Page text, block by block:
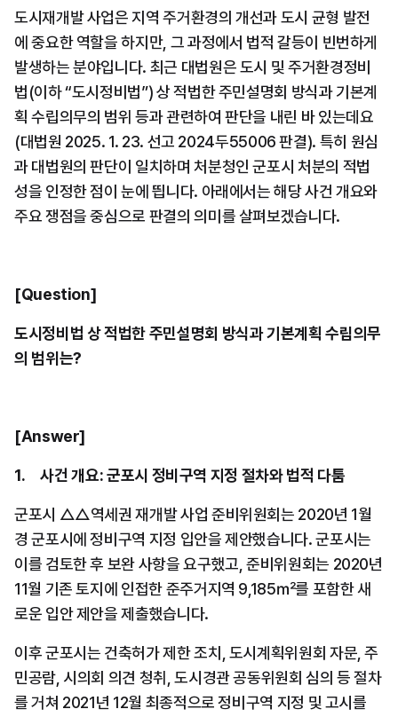
도시재개발 사업은 지역 주거환경의 개선과 도시 균형 발전
에 중요한 역할을 하지만, 그 과정에서 법적 갈등이 빈번하게
발생하는 분야입니다. 최근 대법원은 도시 및 주거환경정비
법(이하 “도시정비법”) 상 적법한 주민설명회 방식과 기본계
획 수립의무의 범위 등과 관련하여 판단을 내린 바 있는데요
(대법원 2025. 1. 23. 선고 2024두55006 판결). 특히 원심
과 대법원의 판단이 일치하며 처분청인 군포시 처분의 적법
성을 인정한 점이 눈에 띕니다. 아래에서는 해당 사건 개요와
주요 쟁점을 중심으로 판결의 의미를 살펴보겠습니다.
[Question]
도시정비법 상 적법한 주민설명회 방식과 기본계획 수립의무
의 범위는?
[Answer]
1.     사건 개요: 군포시 정비구역 지정 절차와 법적 다툼
군포시 △△역세권 재개발 사업 준비위원회는 2020년 1월
경 군포시에 정비구역 지정 입안을 제안했습니다. 군포시는
이를 검토한 후 보완 사항을 요구했고, 준비위원회는 2020년
11월 기존 토지에 인접한 준주거지역 9,185㎡를 포함한 새
로운 입안 제안을 제출했습니다.
이후 군포시는 건축허가 제한 조치, 도시계획위원회 자문, 주
민공람, 시의회 의견 청취, 도시경관 공동위원회 심의 등 절차
를 거쳐 2021년 12월 최종적으로 정비구역 지정 및 고시를